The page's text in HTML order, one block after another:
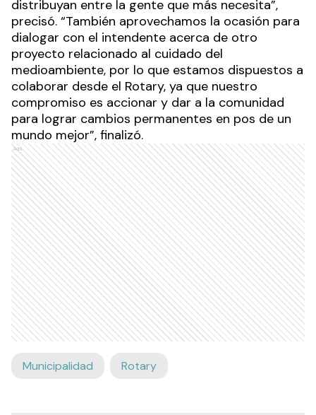
distribuyan entre la gente que más necesita”,
precisó. “También aprovechamos la ocasión para
dialogar con el intendente acerca de otro
proyecto relacionado al cuidado del
medioambiente, por lo que estamos dispuestos a
colaborar desde el Rotary, ya que nuestro
compromiso es accionar y dar a la comunidad
para lograr cambios permanentes en pos de un
mundo mejor”, finalizó.
Ads
Municipalidad Rotary